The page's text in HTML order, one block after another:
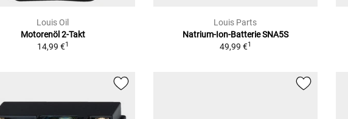
Louis Oil
Motorenöl 2-Takt
14,99 €1
Louis Parts
Natrium-Ion-Batterie SNA5S
49,99 €1